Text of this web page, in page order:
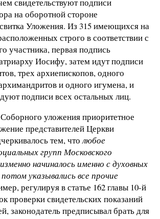
свидетельствуют подписи
на оборотной стороне
Уложения. Из 315 имеющихся на
строго в соответствии с
участника, первая подпись
Иосифу, затем идут подписи
трех архиепископов, одного
и одного игумена, и
подписи всех остальных лиц.
уложения приоритетное
представителей Церкви
тем, чтолюбое
групп Московского
начиналось именно с духовных
указывались все прочие
регулируя в статье 162 главы 10-й
проверки свидетельских показаний
законодатель предписывал брать для